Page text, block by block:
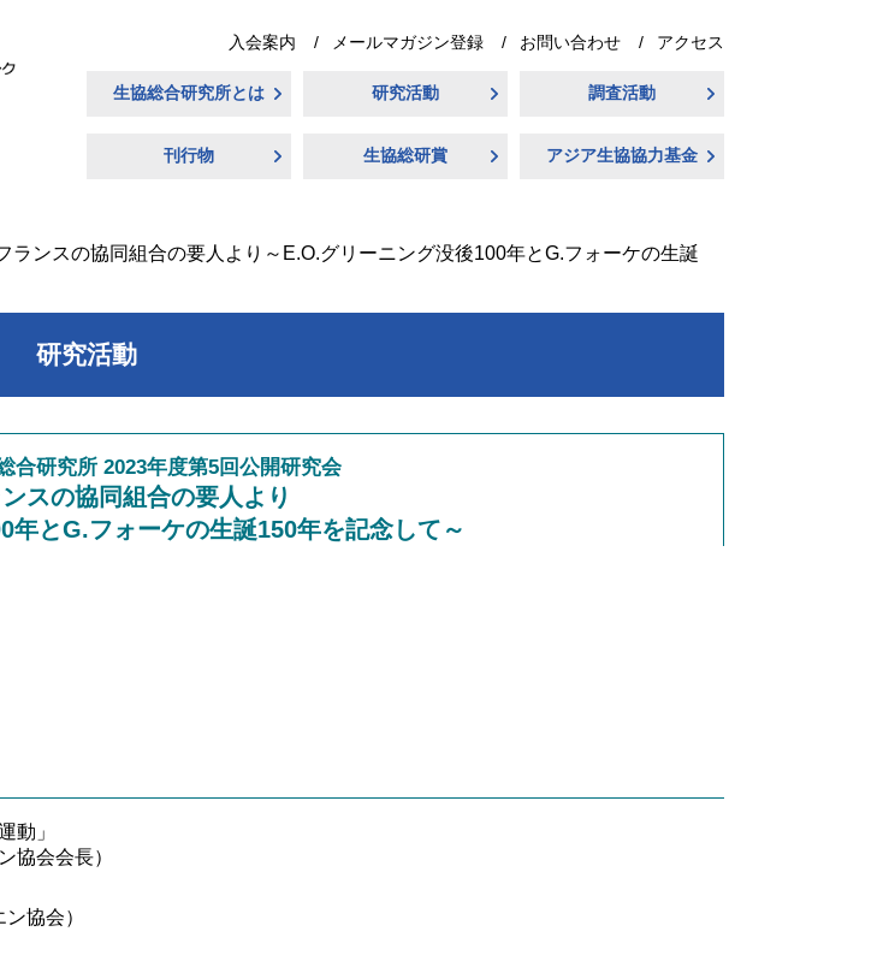
入会案内 メールマガジン登録 お問い合わせ アクセス
生協総合研究所とは 研究活動 調査活動
刊行物 生協総研賞 アジア生協協力基金
ンスの協同組合の要人より～E.O.グリーニング没後100年とG.フォーケの生誕
研究活動
合研究所 2023年度第5回公開研究会
スの協同組合の要人より
年とG.フォーケの生誕150年を記念して～
動」
協会会長）
協会）